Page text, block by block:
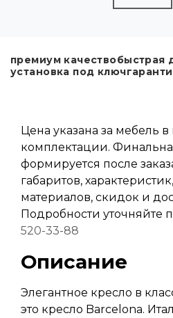
премиум качествобыстрая
установка под ключ
Цена указана за мебель
комплектации.
формируется после
габаритов,
материалов, скидок и
Подробности уточняйте
520-33-88
Описание
Элегантное кресло в
это кресло Barcelona.